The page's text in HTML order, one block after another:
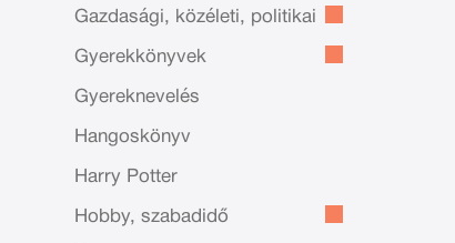
Gazdasági, közéleti, politikai
Gyerekkönyvek
Gyereknevelés
Hangoskönyv
Harry Potter
Hobby, szabadidő